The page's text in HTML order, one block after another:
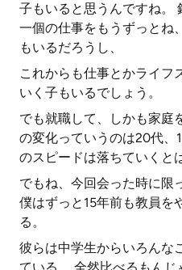
子もいると思うんですね。
一個の仕事をもうずっとね
もいるだろうし、
これからも仕事とかライフ
いく子もいるでしょう。
でも就職して、しかも家庭
の変化っていうのは20代、
のスピードは落ちていくと
でもね、今回会った時に限
僕はずっと15年前も教員を
る。
彼らは中学生からいろんな